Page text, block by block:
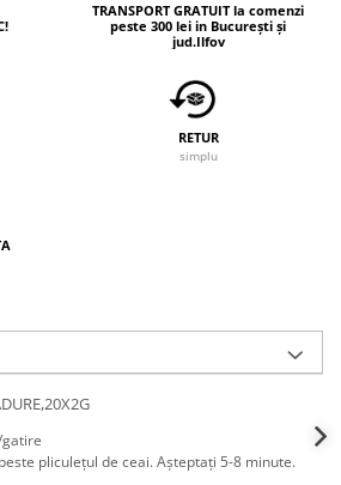
TRANSPORT GRATUIT la comenzi
peste 300 lei in București și
jud.Ilfov
RETUR
simplu
PADURE,20X2G
pliculețul de ceai. Așteptați 5-8 minute.